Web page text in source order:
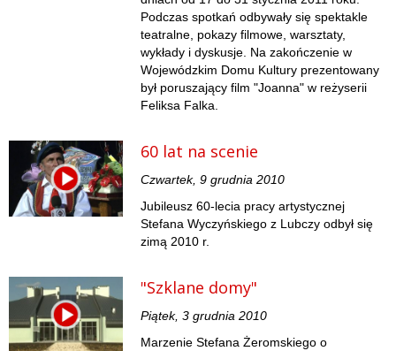
Podczas spotkań odbywały się spektakle
teatralne, pokazy filmowe, warsztaty,
wykłady i dyskusje. Na zakończenie w
Wojewódzkim Domu Kultury prezentowany
był poruszający film "Joanna" w reżyserii
Feliksa Falka.
60 lat na scenie
Czwartek, 9 grudnia 2010
Jubileusz 60-lecia pracy artystycznej
Stefana Wyczyńskiego z Lubczy odbył się
zimą 2010 r.
"Szklane domy"
Piątek, 3 grudnia 2010
Marzenie Stefana Żeromskiego o